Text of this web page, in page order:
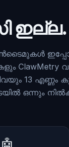
ഇല്ല.
13
ഒന്നും